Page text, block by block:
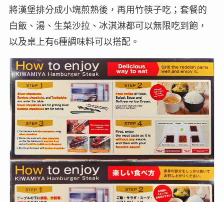
將漢堡排分成小塊煎熟後，再用竹筷子吃；套餐的
白飯、湯、生菜沙拉、冰淇淋都可以無限吃到飽，
以及桌上有6種調味料可以搭配。